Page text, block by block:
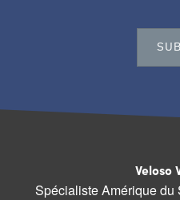
Veloso
Spécialiste Amérique